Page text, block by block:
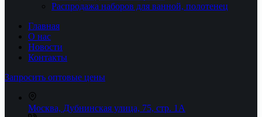
Распродажа наборов для ванной, полотенец
Главная
О нас
Новости
Контакты
Запросить оптовые цены
Москва, Дубнинская улица, 75, стр. 1А